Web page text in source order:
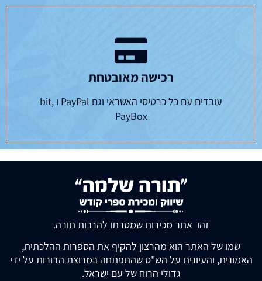
רכישה מאובטחת
עובדים עם כל כרטיסי האשראי וגם PayPal ו bit,
PayBox
זהו אתר מכירות שמטרתו להרבות תורה.
שמו של האתר הוא מהרצון להקיף את הספרות ההלכתית,
האמונית, והעיונית על הש"ס שהתפתחה במרוצת הדורות על ידי
גדולי הרוח של עם ישראל.